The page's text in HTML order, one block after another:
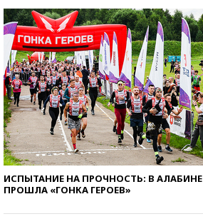
ИСПЫТАНИЕ НА ПРОЧНОСТЬ: В АЛАБИНЕ
ПРОШЛА «ГОНКА ГЕРОЕВ»